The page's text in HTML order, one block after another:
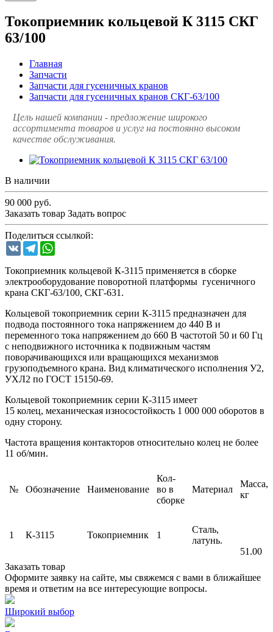
Токоприемник кольцевой К 3115 СКГ
63/100
Главная
Запчасти
Запчасти для гусеничных кранов
Запчасти для гусеничных кранов СКГ-63/100
Цель нашей компании - предложение широкого
ассортимента товаров и услуг на постоянно высоком
качестве обслуживания.
В наличии
90 000 руб.
Заказать товар Задать вопрос
Поделиться ссылкой:
VK Telegram
Токоприемник кольцевой К-3115 применяется в сборке
электрооборудование поворотной платформы гусеничного
крана СКГ-63/100, СКГ-631.
Кольцевой токоприемник серии К-3115 предназначен для
подвода постоянного тока напряжением до 440 В и
переменного тока напряжением до 660 В частотой 50 и 60 Гц
с неподвижного источника к подвижным частям
поворачивающихся или вращающихся механизмов
грузоподъемного крана. Вид климатического исполнения У2,
УХЛ2 по ГОСТ 15150-69.
Кольцевой токоприемник серии К-3115 имеет
15 колец, механическая износостойкость 1 000 000 оборотов в
одну сторону.
Частота вращения контакторов относительно колец не более
11 об/мин.
№ Обозначение Наименование
Кол-
во в
сборке
Материал
Масса,
кг
1 К-3115 Токоприемник 1
Сталь,
латунь.
51.00
Заказать товар
Оформите заявку на сайте, мы свяжемся с вами в ближайшее
время и ответим на все интересующие вопросы.
Широкий выбор